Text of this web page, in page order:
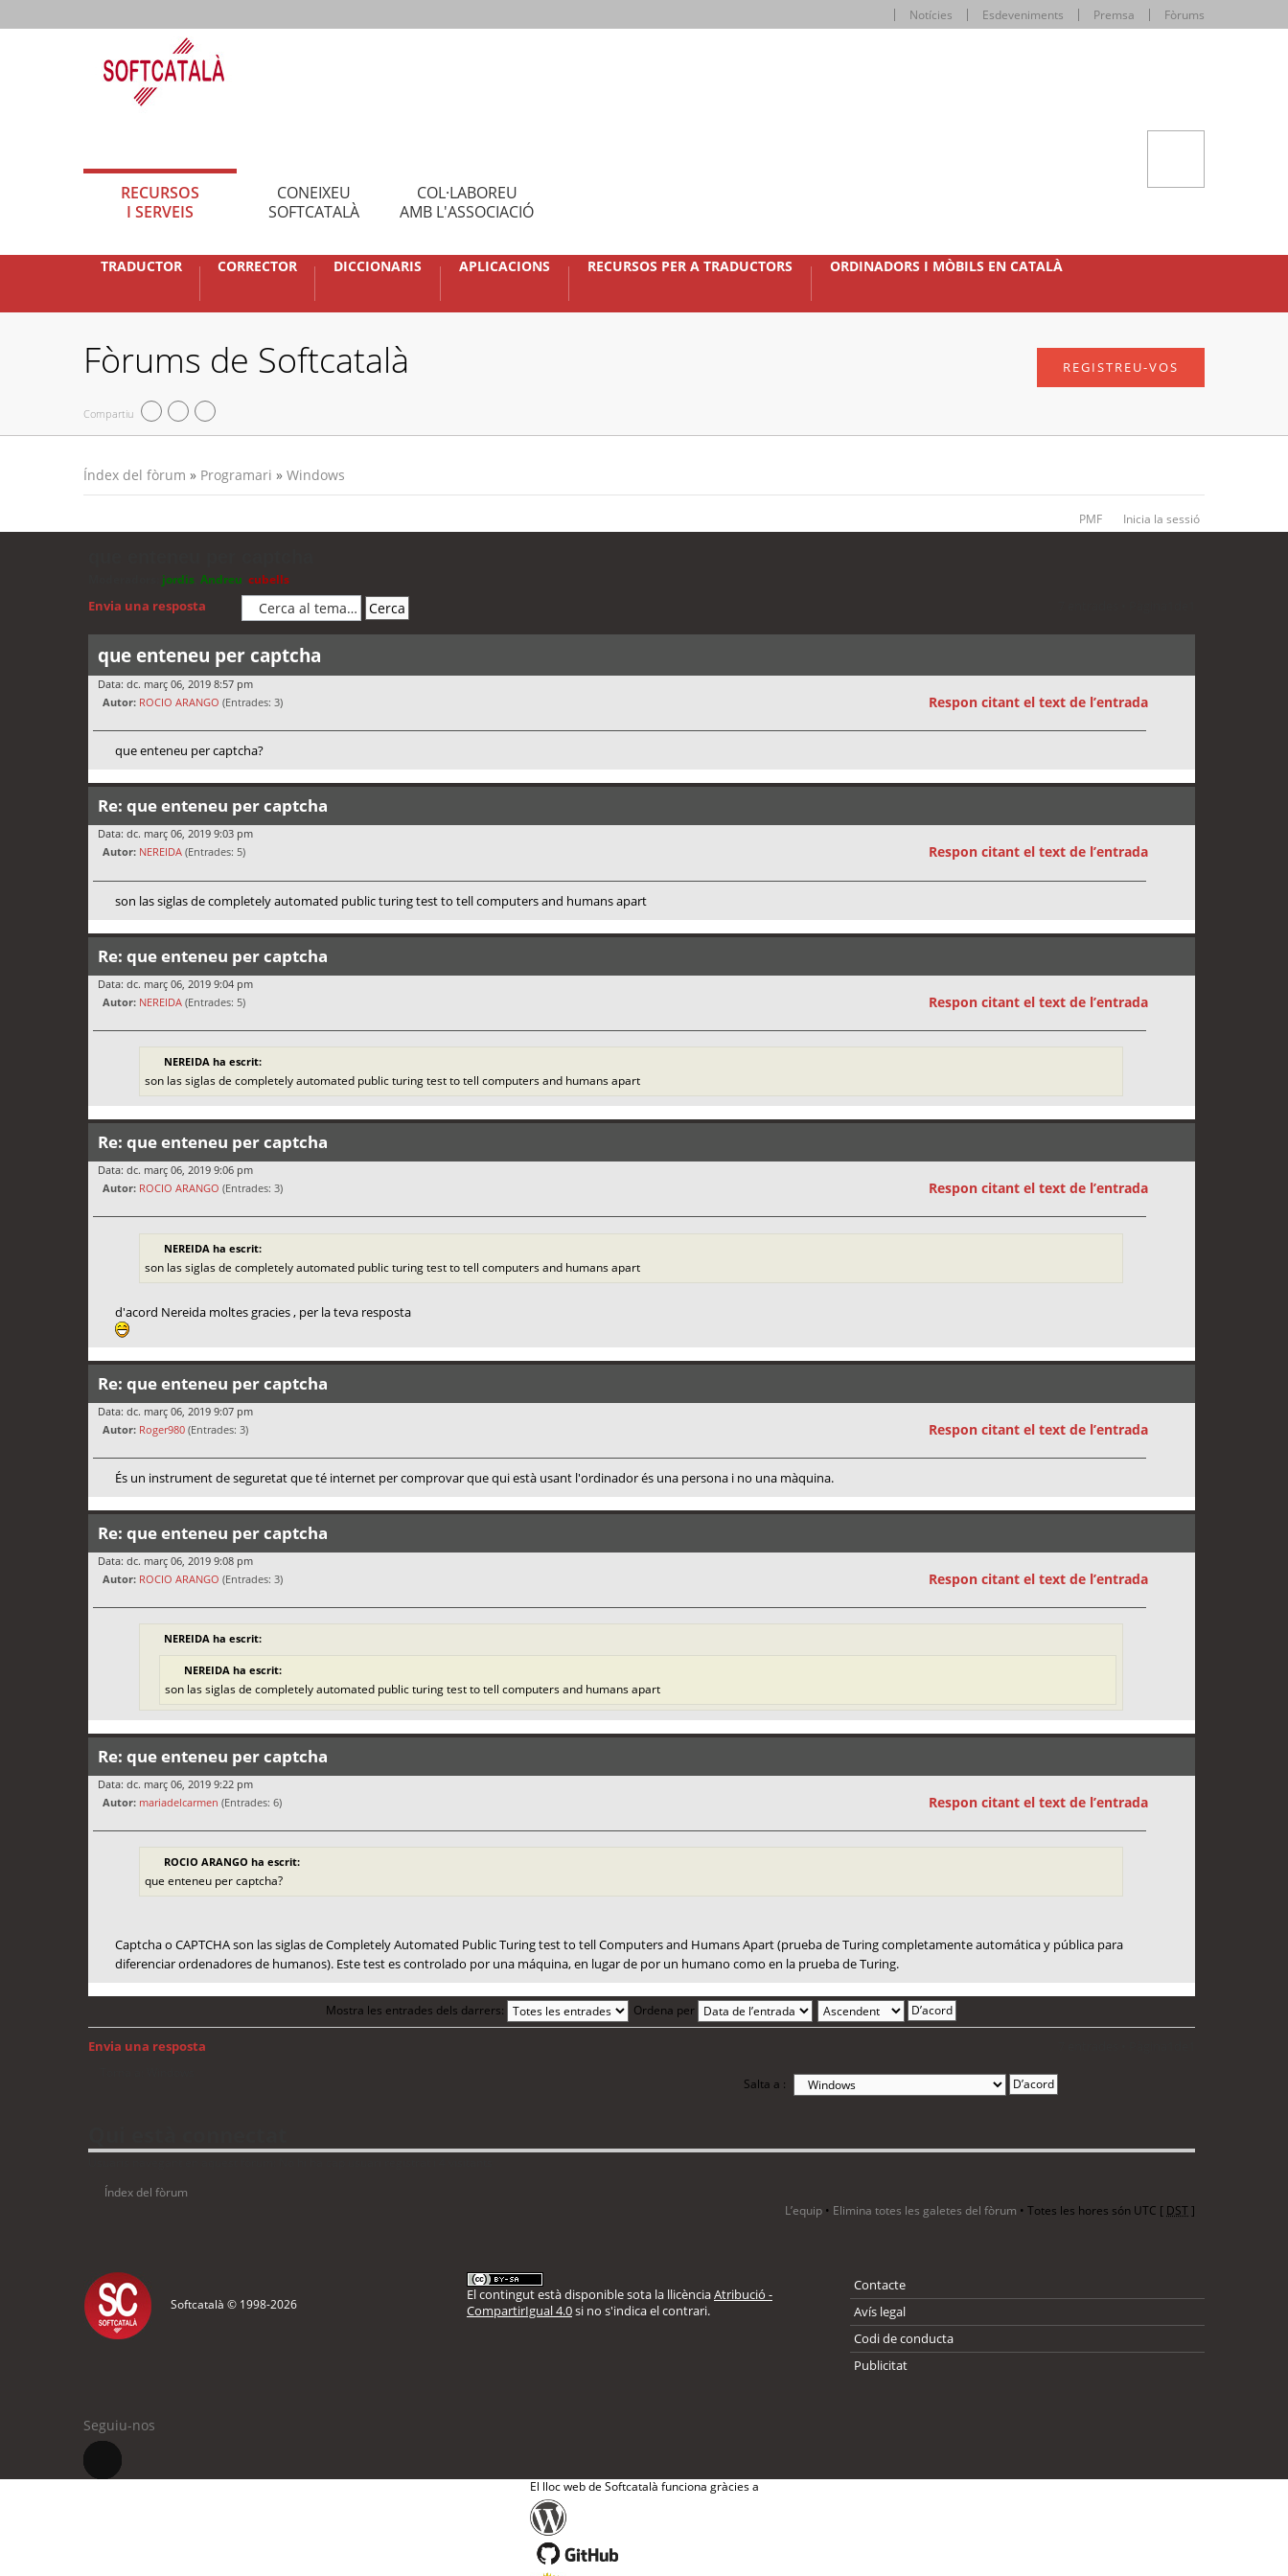
Notícies Esdeveniments Premsa Fòrums
RECURSOS
I SERVEIS
CONEIXEU
SOFTCATALÀ
COL·LABOREU
AMB L'ASSOCIACIÓ
TRADUCTOR CORRECTOR DICCIONARIS APLICACIONS RECURSOS PER A TRADUCTORS ORDINADORS I MÒBILS EN CATALÀ
Fòrums de Softcatalà
Compartiu
REGISTREU-VOS
Índex del fòrum » Programari » Windows
PMF Inicia la sessió
jordis Andreu cubells
Envia una resposta
que enteneu per captcha
Data: dc. març 06, 2019 8:57 pm
Autor: ROCIO ARANGO (Entrades: 3) Respon citant el text de l’entrada
que enteneu per captcha?
Re: que enteneu per captcha
Data: dc. març 06, 2019 9:03 pm
Autor: NEREIDA (Entrades: 5) Respon citant el text de l’entrada
son las siglas de completely automated public turing test to tell computers and humans apart
Re: que enteneu per captcha
Data: dc. març 06, 2019 9:04 pm
Autor: NEREIDA (Entrades: 5) Respon citant el text de l’entrada
NEREIDA ha escrit:
son las siglas de completely automated public turing test to tell computers and humans apart
Re: que enteneu per captcha
Data: dc. març 06, 2019 9:06 pm
Autor: ROCIO ARANGO (Entrades: 3) Respon citant el text de l’entrada
NEREIDA ha escrit:
son las siglas de completely automated public turing test to tell computers and humans apart
d'acord Nereida moltes gracies , per la teva resposta
Re: que enteneu per captcha
Data: dc. març 06, 2019 9:07 pm
Autor: Roger980 (Entrades: 3) Respon citant el text de l’entrada
És un instrument de seguretat que té internet per comprovar que qui està usant l'ordinador és una persona i no una màquina.
Re: que enteneu per captcha
Data: dc. març 06, 2019 9:08 pm
Autor: ROCIO ARANGO (Entrades: 3) Respon citant el text de l’entrada
NEREIDA ha escrit:
NEREIDA ha escrit:
son las siglas de completely automated public turing test to tell computers and humans apart
Re: que enteneu per captcha
Data: dc. març 06, 2019 9:22 pm
Autor: mariadelcarmen (Entrades: 6) Respon citant el text de l’entrada
ROCIO ARANGO ha escrit:
que enteneu per captcha?
Captcha o CAPTCHA son las siglas de Completely Automated Public Turing test to tell Computers and Humans Apart (prueba de Turing completamente automática y pública para
diferenciar ordenadores de humanos).​ Este test es controlado por una máquina, en lugar de por un humano como en la prueba de Turing.
Mostra les entrades dels darrers: Ordena per
Envia una resposta
Salta a :
Índex del fòrum
L’equip • Elimina totes les galetes del fòrum • Totes les hores són UTC [ DST]
Softcatalà © 1998-2026
El contingut està disponible sota la llicènciaAtribució -
CompartirIgual 4.0si no s'indica el contrari.
Contacte
Avís legal
Codi de conducta
Publicitat
Seguiu-nos
El lloc web de Softcatalà funciona gràcies a